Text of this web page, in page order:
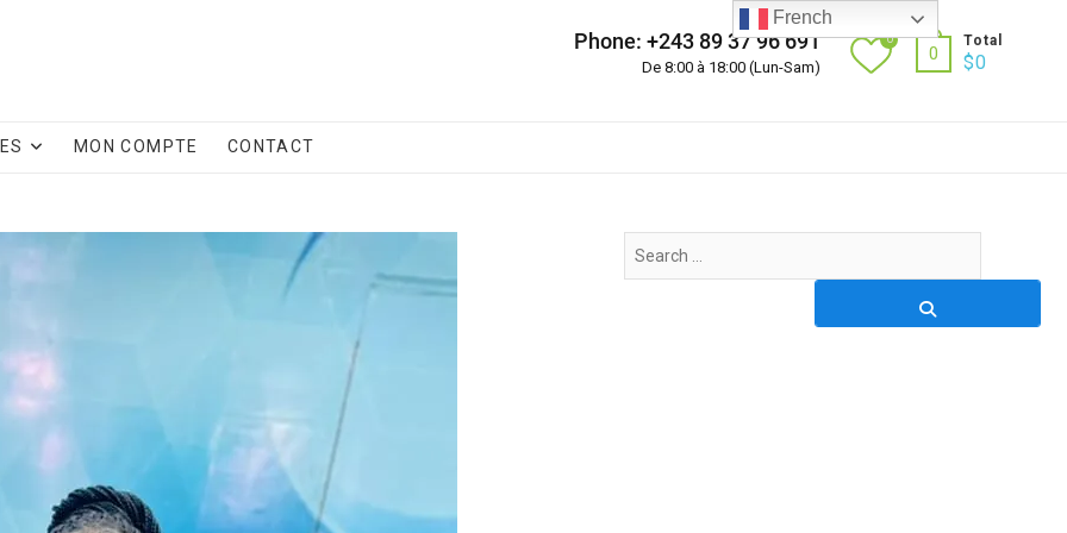
Phone: +243 89 37 96 691
De 8:00 à 18:00 (Lun-Sam)
0
0
Total
$0
MON COMPTE CONTACT
Search
French